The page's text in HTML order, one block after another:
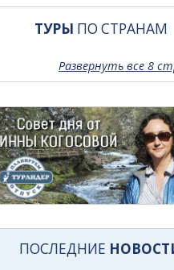
ТУРЫ ПО СТРАНАМ
Развернуть все 8
ПОСЛЕДНИЕ